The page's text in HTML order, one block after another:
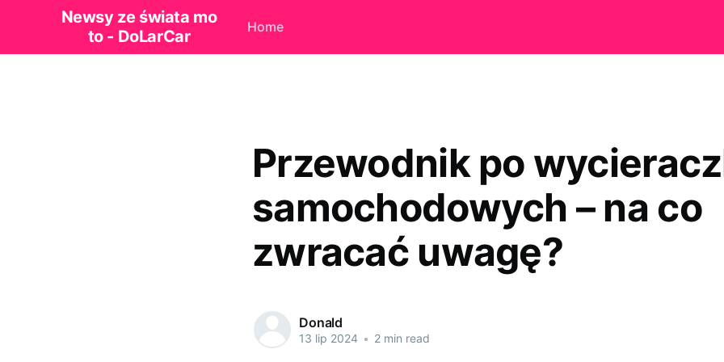
Newsy ze świata mo
to - DoLarCar
Home
Przewodnik po
samochodowych – na co
zwracać uwagę?
Donald
13 lip 2024 • 2 min read